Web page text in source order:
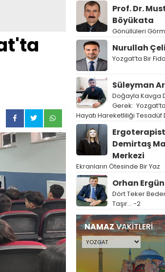
Prof. Dr.
Böyükata
Gönüllüleri
Nurullah
Yozgat’ta Bir
Süleyman
Doğayla Kavga
Gerek:
Hayatı Hareketliliği Tesadüf
Demirtaş
Merkezi
Ekranların Ötesinde Bir Yaz
Orhan Ergün
Dört Teker
Taşır… -2
NAMAZVAKİTLERİ